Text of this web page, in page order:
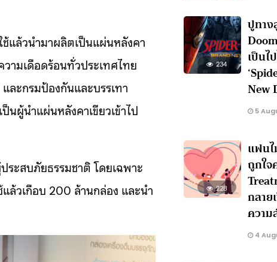
ช้แล้วนำมาผลิตเป็นแผ่นหลังคา
ามเดือดร้อนทั่วประเทศไทย
ละกรมป้องกันและบรรเทา
ผู้นำแผ่นหลังคาเขียวเข้าไป
ะสบภัยธรรมชาติ โดยเฉพาะ
ล้วเกือบ 200 ล้านกล่อง และนำ
234
ปูทาง
เป็นไ
New
5
228
แฟนไ
ถูกใจ
กลาย
ความ
4